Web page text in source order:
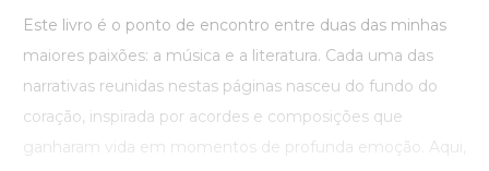
Este livro é o ponto de encontro entre duas das minhas
maiores paixões: a música e a literatura. Cada uma das
narrativas reunidas nestas páginas nasceu do fundo do
coração, inspirada por acordes e composições que
ganharam vida em momentos de profunda emoção. Aqui,